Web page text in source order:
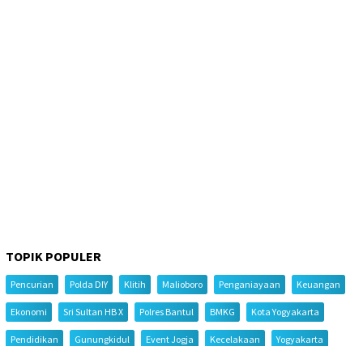
TOPIK POPULER
Pencurian Polda DIY Klitih Malioboro Penganiayaan Keuangan
Ekonomi Sri Sultan HB X Polres Bantul BMKG Kota Yogyakarta
Pendidikan Gunungkidul Event Jogja Kecelakaan Yogyakarta